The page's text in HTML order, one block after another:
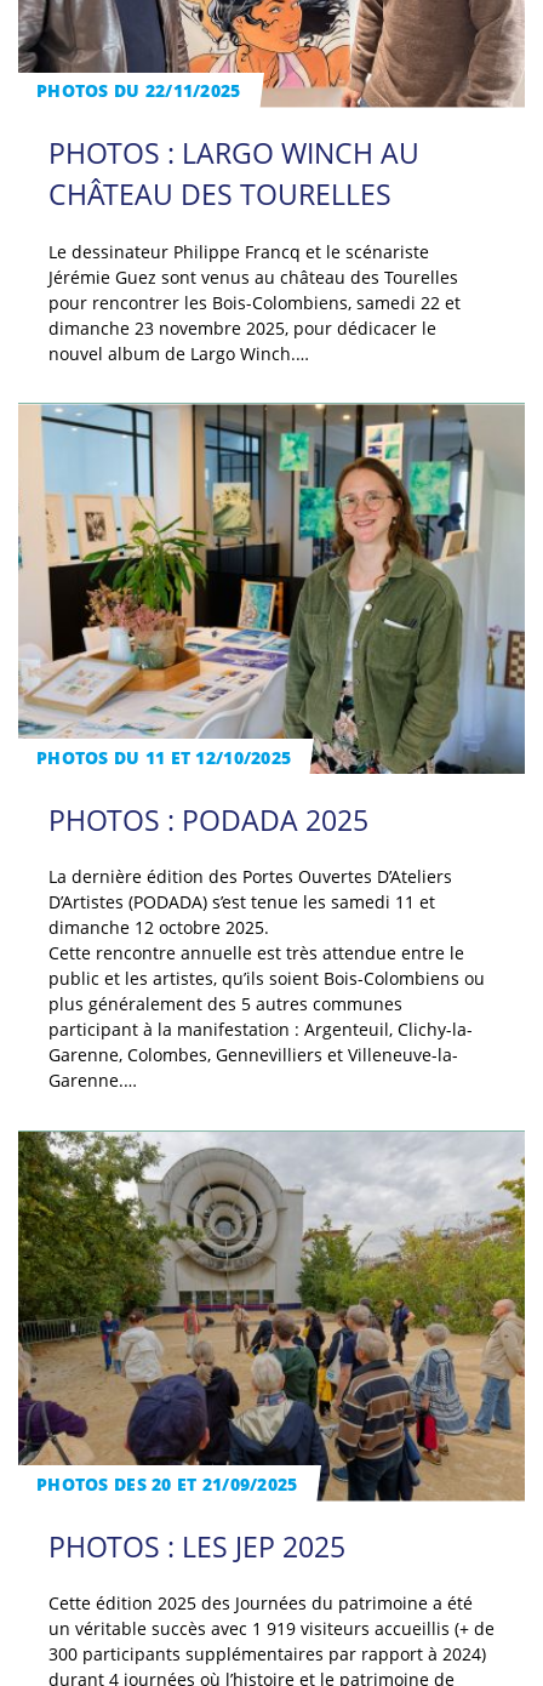
PHOTOS DU 22/11/2025
PHOTOS : LARGO WINCH AU
CHÂTEAU DES TOURELLES
Le dessinateur Philippe Francq et le scénariste
Jérémie Guez sont venus au château des Tourelles
pour rencontrer les Bois-Colombiens, samedi 22 et
dimanche 23 novembre 2025, pour dédicacer le
nouvel album de Largo Winch.…
PHOTOS DU 11 ET 12/10/2025
PHOTOS : PODADA 2025
La dernière édition des Portes Ouvertes D’Ateliers
D’Artistes (PODADA) s’est tenue les samedi 11 et
dimanche 12 octobre 2025.
Cette rencontre annuelle est très attendue entre le
public et les artistes, qu’ils soient Bois-Colombiens ou
plus généralement des 5 autres communes
participant à la manifestation : Argenteuil, Clichy-la-
Garenne, Colombes, Gennevilliers et Villeneuve-la-
Garenne.…
PHOTOS DES 20 ET 21/09/2025
PHOTOS : LES JEP 2025
Cette édition 2025 des Journées du patrimoine a été
un véritable succès avec 1 919 visiteurs accueillis (+ de
300 participants supplémentaires par rapport à 2024)
durant 4 journées où l’histoire et le patrimoine de